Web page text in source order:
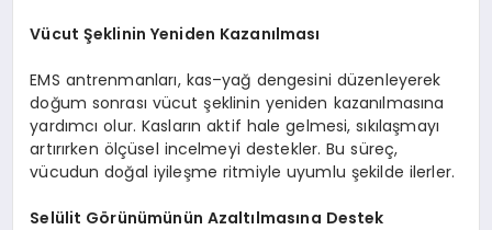
Vücut Şeklinin Yeniden Kazanılması
EMS antrenmanları, kas–yağ dengesini düzenleyerek
doğum sonrası vücut şeklinin yeniden kazanılmasına
yardımcı olur. Kasların aktif hale gelmesi, sıkılaşmayı
artırırken ölçüsel incelmeyi destekler. Bu süreç,
vücudun doğal iyileşme ritmiyle uyumlu şekilde ilerler.
Selülit Görünümünün Azaltılmasına Destek